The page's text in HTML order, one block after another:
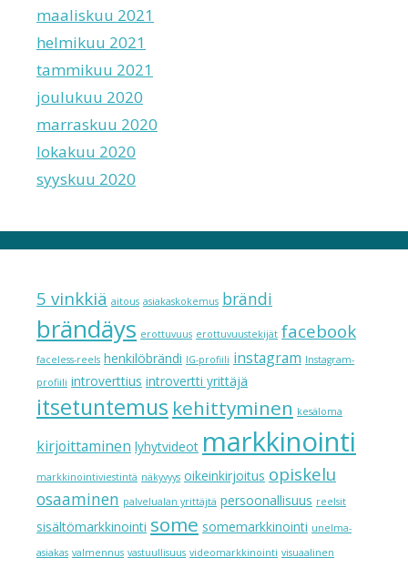
maaliskuu 2021
helmikuu 2021
tammikuu 2021
joulukuu 2020
marraskuu 2020
lokakuu 2020
syyskuu 2020
5 vinkkiä aitous asiakaskokemus brändi
brändäys erottuvuus erottuvuustekijät facebook
faceless-reels henkilöbrändi IG-profiili instagram Instagram-
profiili introverttius introvertti yrittäjä
itsetuntemus kehittyminen kesäloma
kirjoittaminen lyhytvideot markkinointi
markkinointiviestintä näkyvyys oikeinkirjoitus opiskelu
osaaminen palvelualan yrittäjtä persoonallisuus reelsit
sisältömarkkinointi some somemarkkinointi unelma-
asiakas valmennus vastuullisuus videomarkkinointi visuaalinen